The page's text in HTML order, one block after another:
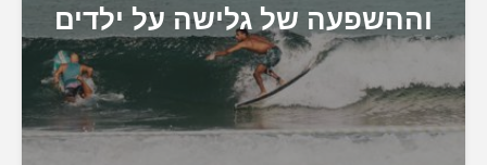
וההשפעה של גלישה על ילדים